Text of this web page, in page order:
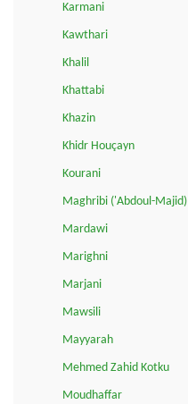
Karmani
Kawthari
Khalil
Khattabi
Khazin
Khidr Houçayn
Kourani
Maghribi ('Abdoul-Majid)
Mardawi
Marighni
Marjani
Mawsili
Mayyarah
Mehmed Zahid Kotku
Moudhaffar